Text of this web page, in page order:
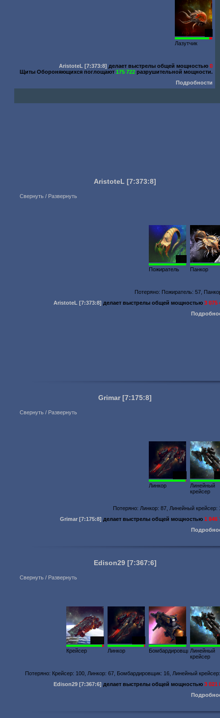
Лазутчик
AristoteL [7:373:8] делает выстрелы общей мощностью0
Щиты Обороняющихся поглощают175 722 разрушительной мощности.
Подробности
AristoteL [7:373:8]
Свернуть / Развернуть
Пожиратель
Панкор
Потеряно: Пожиратель: 57,
AristoteL [7:373:8] делает выстрелы общей мощностью3 075
Grimar [7:175:8]
Свернуть / Развернуть
Линкор
Линейный
крейсер
Потеряно: Линкор: 87, Линейный крейсер:
Grimar [7:175:8] делает выстрелы общей мощностью1 846
Edison29 [7:367:6]
Свернуть / Развернуть
Крейсер
Линкор
БомбардировщикЛинейный
крейсер
Потеряно: Крейсер: 100, Линкор: 67, Бомбардировщик: 16, Линейный
Edison29 [7:367:6] делает выстрелы общей мощностью3 021